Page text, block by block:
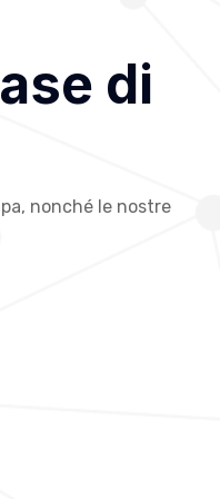
di
nonché le nostre
Guru
strategica e
nuovo leader